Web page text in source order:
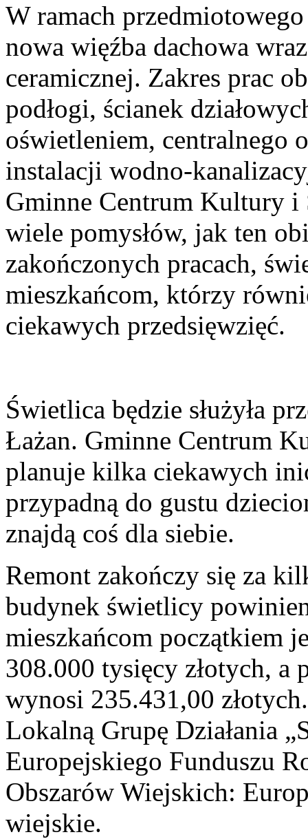
W ramach
nowa więźba dachowa
ceramicznej. Zakres prac
podłogi, ścianek
oświetleniem, centralnego
instalacji wodno-
Gminne Centrum Kultury i
wiele pomysłów, jak ten
zakończonych pracach,
mieszkańcom, którzy
ciekawych przedsięwzięć.
Świetlica będzie służyła
Łażan. Gminne Centrum
planuje kilka ciekawych
przypadną do gustu
znajdą coś dla siebie.
Remont zakończy się za
budynek świetlicy
mieszkańcom początkiem
308.000 tysięcy złotych, a
wynosi 235.431,00
Lokalną Grupę Działania
Europejskiego Funduszu
Obszarów Wiejskich:
wiejskie.